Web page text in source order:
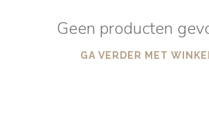
Geen producten
GA VERDER MET